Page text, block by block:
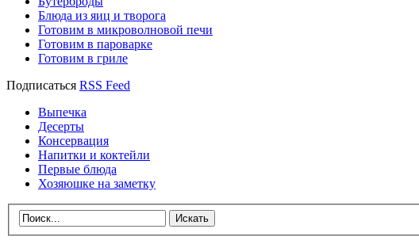
Блюда из яиц и творога
Готовим в микроволновой печи
Готовим в пароварке
Готовим в гриле
Подписаться RSS Feed
Выпечка
Десерты
Консервация
Напитки и коктейли
Первые блюда
Хозяюшке на заметку